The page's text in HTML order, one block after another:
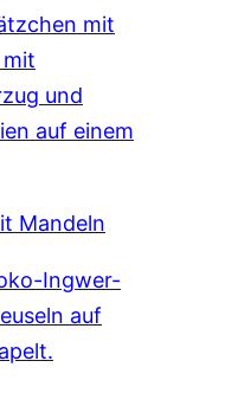
Mandeln